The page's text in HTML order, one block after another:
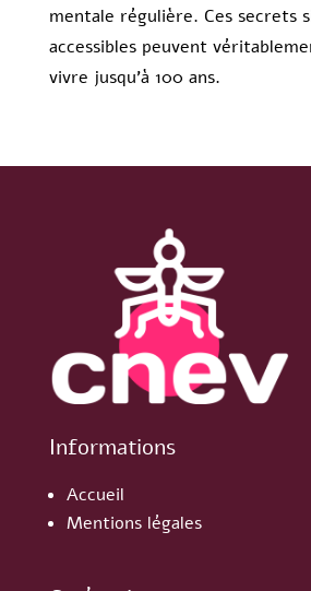
mentale régulière. Ces secrets
accessibles peuvent
vivre jusqu’à 100 ans.
Informations
Accueil
Mentions légales